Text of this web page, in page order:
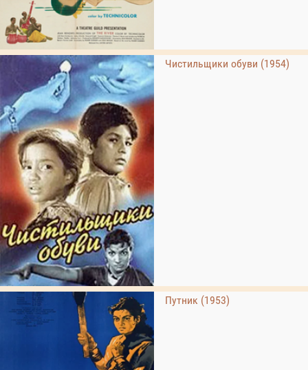
Чистильщики обуви (1954)
Путник (1953)